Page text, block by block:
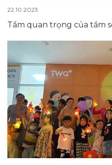
22.10.2023
Tầm quan trọng của tầm